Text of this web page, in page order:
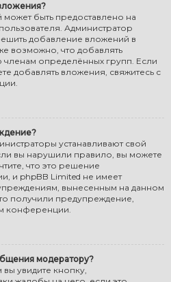
быть предоставлено на
Администратор
добавление вложений в
возможно, что добавлять
определённых групп. Если
добавлять вложения, свяжитесь с
устанавливают свой
вы нарушили правило, вы можете
что это решение
и phpBB Limited не имеет
вынесенным на данном
получили предупреждение,
конференции.
модератору?
увидите кнопку,